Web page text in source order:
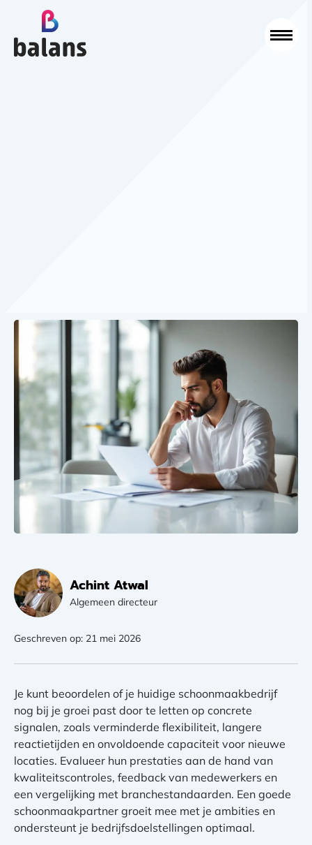
Achint Atwal
Algemeen directeur
Geschreven op: 21 mei 2026
Je kunt beoordelen of je huidige schoonmaakbedrijf
nog bij je groei past door te letten op concrete
signalen, zoals verminderde flexibiliteit, langere
reactietijden en onvoldoende capaciteit voor nieuwe
locaties. Evalueer hun prestaties aan de hand van
kwaliteitscontroles, feedback van medewerkers en
een vergelijking met branchestandaarden. Een goede
schoonmaakpartner groeit mee met je ambities en
ondersteunt je bedrijfsdoelstellingen optimaal.